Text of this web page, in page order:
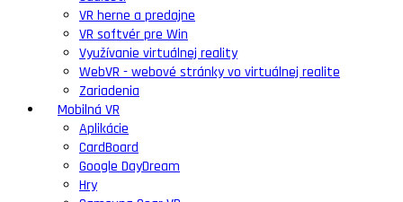
VR herne a predajne
VR softvér pre Win
Využívanie virtuálnej reality
WebVR - webové stránky vo virtuálnej realite
Zariadenia
Mobilná VR
Aplikácie
CardBoard
Google DayDream
Hry